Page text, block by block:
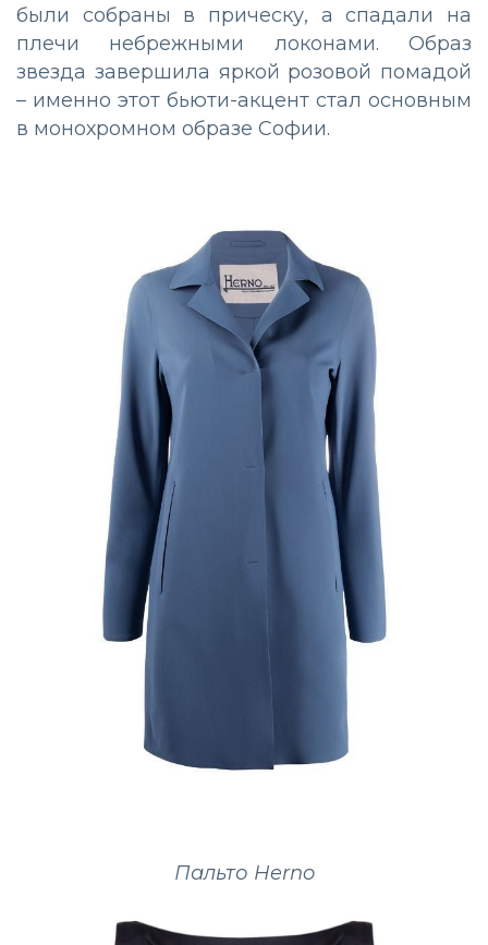
были собраны в прическу, а спадали на
плечи небрежными локонами. Образ
звезда завершила яркой розовой помадой
– именно этот бьюти-акцент стал основным
в монохромном образе Софии.
Пальто Herno